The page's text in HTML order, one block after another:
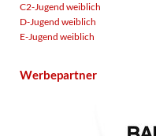
C2-Jugend weiblich
D-Jugend weiblich
E-Jugend weiblich
Werbepartner